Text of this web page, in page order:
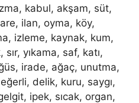
kabul, akşam, süt,
ilan, oyma, köy,
izleme, kaynak, kum,
yıkama, saf, katı,
irade, ağaç, unutma,
delik, kuru, saygı,
ipek, sıcak, organ,